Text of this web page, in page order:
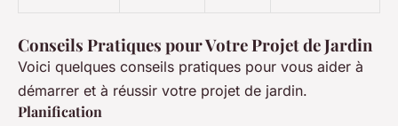
Conseils Pratiques pour Votre Projet de Jardin
Voici quelques conseils pratiques pour vous aider à
démarrer et à réussir votre projet de jardin.
Planification